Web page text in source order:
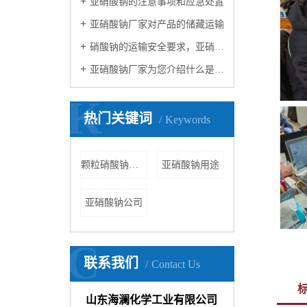
亚硝酸钠厂家对产品的储藏运输
硝酸钠的运输安全要求，亚硝酸钠厂家为您提供
亚硝酸钠厂家为您介绍什么是亚硝酸钠？
热门关键词 Keywords
K
颗粒硝酸钠公司 亚硝酸钠用途
亚硝酸钠公司
联系我们 Contact Us
C
山东海澜化学工业有限公司